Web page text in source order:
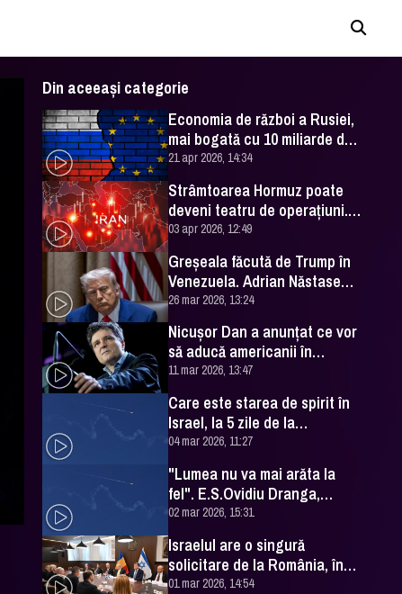
Din aceeași categorie
Economia de război a Rusiei,
mai bogată cu 10 miliarde de
euro
21 apr 2026, 14:34
Strâmtoarea Hormuz poate
deveni teatru de operaţiuni.
Avertismentul gen (r) Cristian
Barbu
03 apr 2026, 12:49
Greşeala făcută de Trump în
Venezuela. Adrian Năstase
spune că "ne costă pe toţi"
26 mar 2026, 13:24
Nicuşor Dan a anunţat ce vor
să aducă americanii în
România, pentru a-i ajuta în
războiul din Iran
11 mar 2026, 13:47
Care este starea de spirit în
Israel, la 5 zile de la
izbucnirea conflictului cu Iran
04 mar 2026, 11:27
"Lumea nu va mai arăta la
fel". E.S.Ovidiu Dranga,
concluzie după izbucnirea
conflictului din Orientul
Mijlociu
02 mar 2026, 15:31
Israelul are o singură
solicitare de la România, în
contextul conflictului cu Iran
01 mar 2026, 14:54